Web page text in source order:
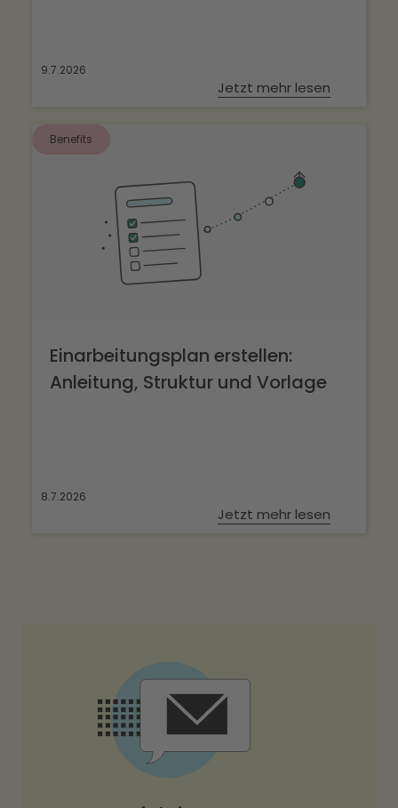
9.7.2026
Jetzt mehr lesen
Benefits
Einarbeitungsplan erstellen:
Anleitung, Struktur und Vorlage
8.7.2026
Jetzt mehr lesen